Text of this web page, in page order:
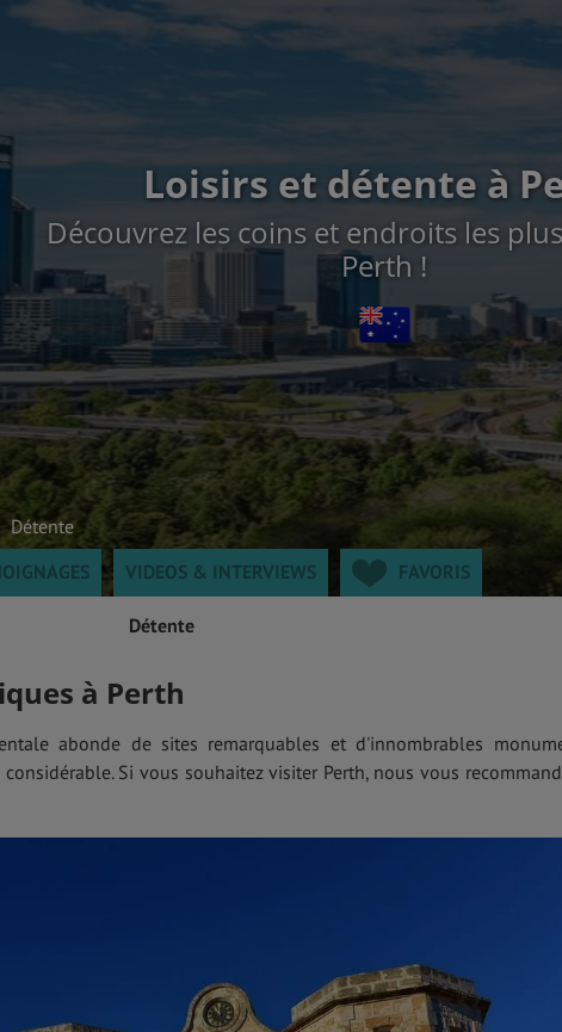
Loisirs et détente à
Découvrez les coins et endroits les
Perth !
Détente
VIDEOS & INTERVIEWS FAVORIS
Détente
à Perth
abonde de sites remarquables et d'innombrables
Si vous souhaitez visiter Perth, nous vous